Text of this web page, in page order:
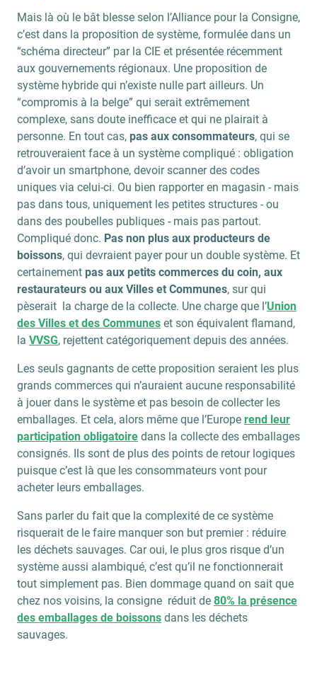
Mais là où le bât blesse selon l’Alliance pour la Consigne,
c’est dans la proposition de système, formulée dans un
“schéma directeur” par la CIE et présentée récemment
aux gouvernements régionaux. Une proposition de
système hybride qui n’existe nulle part ailleurs. Un
“compromis à la belge” qui serait extrêmement
complexe, sans doute inefficace et qui ne plairait à
personne. En tout cas, pas aux consommateurs, qui se
retrouveraient face à un système compliqué : obligation
d’avoir un smartphone, devoir scanner des codes
uniques via celui-ci. Ou bien rapporter en magasin - mais
pas dans tous, uniquement les petites structures - ou
dans des poubelles publiques - mais pas partout.
Compliqué donc. Pas non plus aux producteurs de
boissons, qui devraient payer pour un double système. Et
certainement pas aux petits commerces du coin, aux
restaurateurs ou aux Villes et Communes, sur qui
pèserait la charge de la collecte. Une charge que l’Union
des Villes et des Communes et son équivalent flamand,
la VVSG, rejettent catégoriquement depuis des années.
Les seuls gagnants de cette proposition seraient les plus
grands commerces qui n’auraient aucune responsabilité
à jouer dans le système et pas besoin de collecter les
emballages. Et cela, alors même que l’Europe rend leur
participation obligatoire dans la collecte des emballages
consignés. Ils sont de plus des points de retour logiques
puisque c’est là que les consommateurs vont pour
acheter leurs emballages.
Sans parler du fait que la complexité de ce système
risquerait de le faire manquer son but premier : réduire
les déchets sauvages. Car oui, le plus gros risque d’un
système aussi alambiqué, c’est qu’il ne fonctionnerait
tout simplement pas. Bien dommage quand on sait que
chez nos voisins, la consigne réduit de 80% la présence
des emballages de boissons dans les déchets
sauvages.